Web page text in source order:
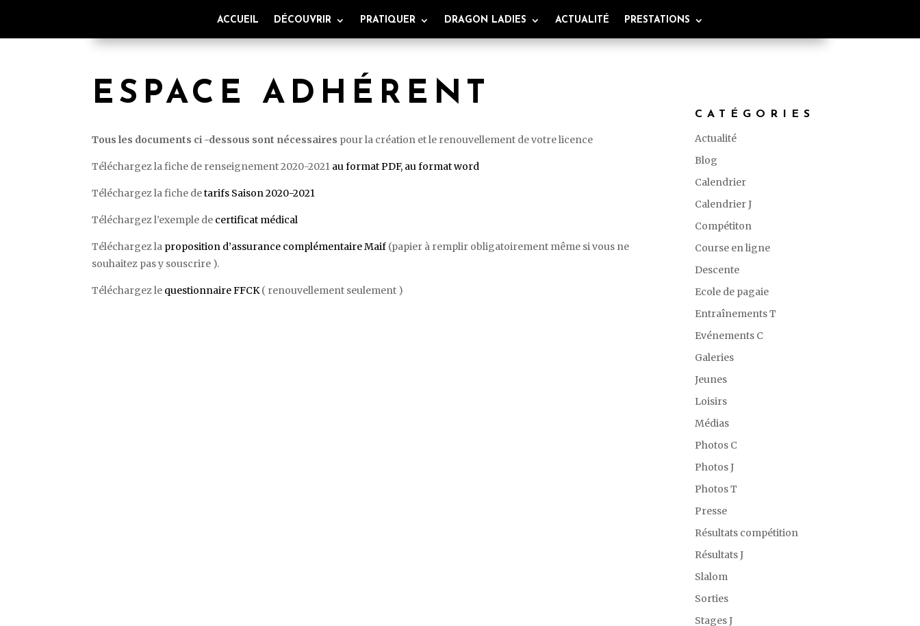
ACCUEIL DÉCOUVRIR PRATIQUER DRAGON LADIES ACTUALITÉ PRESTATIONS
ESPACE ADHÉRENT
Tous les documents ci -dessous sont nécessaires pour la création et le renouvellement de votre licence
Téléchargez la fiche de renseignement 2020-2021 au format PDF, au format word
Téléchargez la fiche detarifs Saison 2020-2021
Téléchargez l’exemple de certificat médical
Téléchargez la proposition d’assurance complémentaire Maif (papier à remplir obligatoirement même si vous ne
souhaitez pas y souscrire ).
Téléchargez le questionnaire FFCK( renouvellement seulement )
CATÉGORIES
Actualité
Blog
Calendrier
Calendrier J
Compétiton
Course en ligne
Descente
Ecole de pagaie
Entraînements T
Evénements C
Galeries
Jeunes
Loisirs
Médias
Photos C
Photos J
Photos T
Presse
Résultats compétition
Résultats J
Slalom
Sorties
Stages J